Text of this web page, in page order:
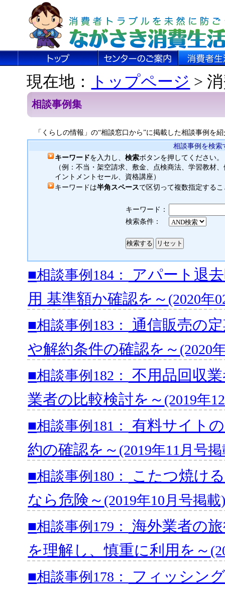
現在地： トップページ >
相談事例集
「くらしの情報」の“相談窓口から”に掲載した相談事例を
相談事例を検索
キーワードを入力し、 検索ボタンを押してください。
（例：不当・架空請求、敷金、点検商法、学習教材
イントメントセール、資格講座）
キーワードは半角スペースで区切って複数指定する
キーワード：
検索条件：
■相談事例184：
アパート退
用 基準額か確認を～ (2020年
■相談事例183：
通信販売の
や解約条件の確認を～ (2020
■相談事例182：
不用品回収
業者の比較検討を～ (2019年
■相談事例181：
有料サイト
約の確認を～ (2019年11月号
■相談事例180：
こたつ焼け
なら危険～ (2019年10月号掲載
■相談事例179：
海外業者の
を理解し、慎重に利用を～
■相談事例178：
フィッシン